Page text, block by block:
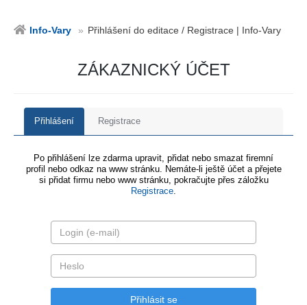
Info-Vary Přihlášení do editace / Registrace | Info-Vary
ZÁKAZNICKÝ ÚČET
Přihlášení Registrace
Po přihlášení lze zdarma upravit, přidat nebo smazat firemní
profil nebo odkaz na www stránku. Nemáte-li ještě účet a přejete
si přidat firmu nebo www stránku, pokračujte přes záložku
Registrace.